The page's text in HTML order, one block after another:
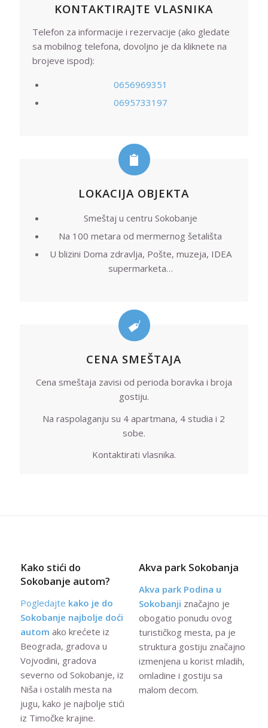
KONTAKTIRAJTE VLASNIKA
Telefon za informacije i rezervacije (ako gledate
sa mobilnog telefona, dovoljno je da kliknete na
brojeve ispod):
0656969351
0695733197
LOKACIJA OBJEKTA
Smeštaj u centru Sokobanje
Na 100 metara od mermernog šetališta
U blizini Doma zdravlja, Pošte, muzeja, IDEA
supermarketa…
CENA SMEŠTAJA
Cena smeštaja zavisi od perioda boravka i broja
gostiju.
Na raspolaganju su 4 apartmana, 4 studia i 2
sobe.
Kontaktirati vlasnika.
Kako stići do
Sokobanje autom?
Pogledajte kako je do
Sokobanje najbolje doći
autom ako krećete iz
Beograda, gradova u
Vojvodini, gradova
severno od Sokobanje, iz
Niša i ostalih mesta na
jugu, kako je najbolje stići
iz Timočke krajine.
Akva park Sokobanja
Akva park Podina u
Sokobanji značajno je
obogatio ponudu ovog
turističkog mesta, pa je
struktura gostiju značajno
izmenjena u korist mladih,
omladine i gostiju sa
malom decom.